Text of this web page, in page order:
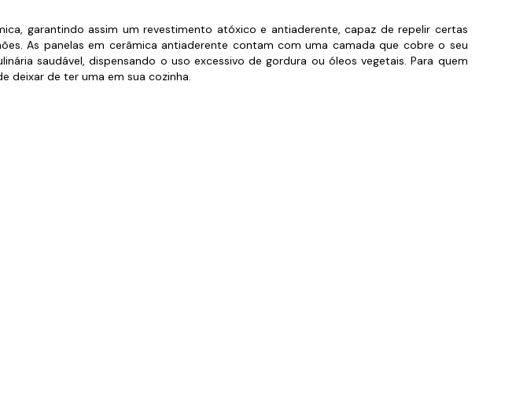
Acessorios para Piscinas
Ver Tudo
garantindo assim um revestimento atóxico e antiaderente, capaz de repelir certas
As panelas em cerâmica antiaderente contam com uma camada que cobre o seu
saudável, dispensando o uso excessivo de gordura ou óleos vegetais. Para quem
deixar de ter uma em sua cozinha.